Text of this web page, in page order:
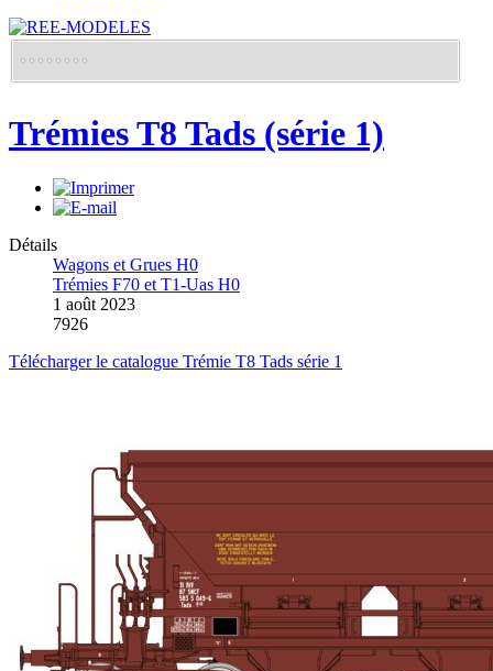
Trémies T8 Tads (série 1)
Détails
Wagons et Grues H0
Trémies F70 et T1-Uas H0
1 août 2023
7926
Télécharger le catalogue Trémie T8 Tads série 1